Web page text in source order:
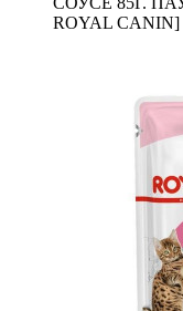
ROYAL CANIN]